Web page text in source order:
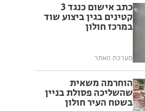
כתב אישום כנגד 3
קטינים בגין ביצוע שוד
במרכז חולון
מערכת האתר
הוחרמה משאית
שהשליכה פסולת בניין
בשטח העיר חולון